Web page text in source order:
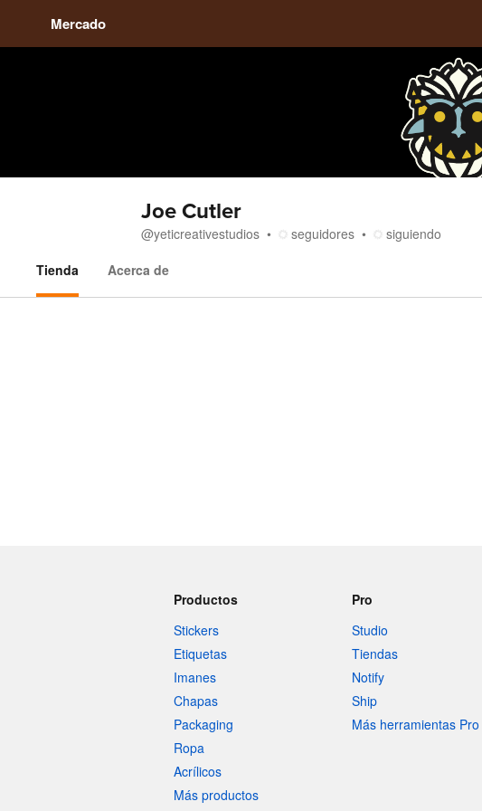
Mercado
Joe Cutler
@yeticreativestudios seguidores
siguiendo
Tienda
Acerca de
Productos
Stickers
Etiquetas
Imanes
Chapas
Packaging
Ropa
Acrílicos
Más productos
Pro
Studio
Tiendas
Notify
Ship
Más herramientas Pro